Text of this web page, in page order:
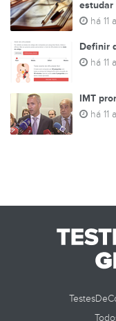
estudar
há 11
Definir
há 11
IMT
há 11